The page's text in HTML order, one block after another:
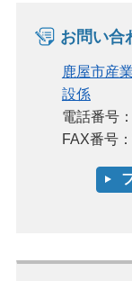
お問い合
鹿屋市産
設係
電話番号
FAX番号